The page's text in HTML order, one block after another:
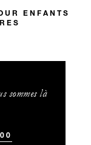
ENFANTS
sommes là